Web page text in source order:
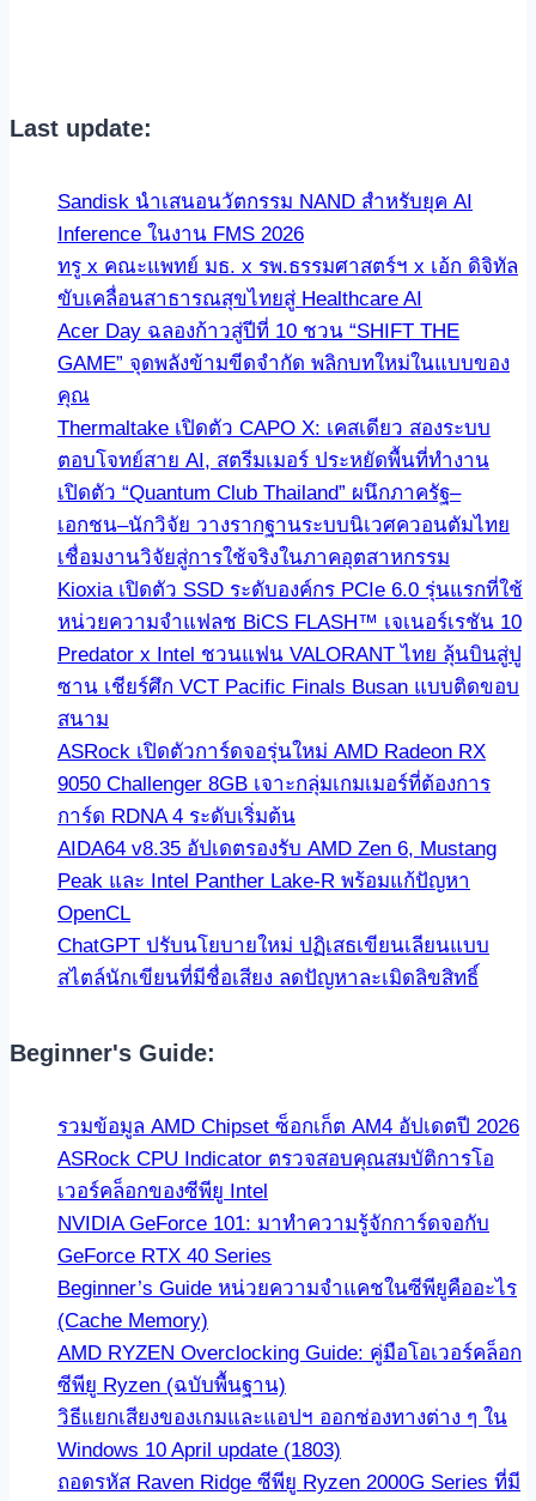
Last update:
Sandisk นำเสนอนวัตกรรม NAND สำหรับยุค AI
Inference ในงาน FMS 2026
ทรู x คณะแพทย์ มธ. x รพ.ธรรมศาสตร์ฯ x เอ้ก ดิจิทัล
ขับเคลื่อนสาธารณสุขไทยสู่ Healthcare AI
Acer Day ฉลองก้าวสู่ปีที่ 10 ชวน “SHIFT THE
GAME” จุดพลังข้ามขีดจำกัด พลิกบทใหม่ในแบบของ
คุณ
Thermaltake เปิดตัว CAPO X: เคสเดียว สองระบบ
ตอบโจทย์สาย AI, สตรีมเมอร์ ประหยัดพื้นที่ทำงาน
เปิดตัว “Quantum Club Thailand” ผนึกภาครัฐ–
เอกชน–นักวิจัย วางรากฐานระบบนิเวศควอนตัมไทย
เชื่อมงานวิจัยสู่การใช้จริงในภาคอุตสาหกรรม
Kioxia เปิดตัว SSD ระดับองค์กร PCIe 6.0 รุ่นแรกที่ใช้
หน่วยความจำแฟลช BiCS FLASH™ เจเนอร์เรชัน 10
Predator x Intel ชวนแฟน VALORANT ไทย ลุ้นบินสู่ปู
ซาน เชียร์ศึก VCT Pacific Finals Busan แบบติดขอบ
สนาม
ASRock เปิดตัวการ์ดจอรุ่นใหม่ AMD Radeon RX
9050 Challenger 8GB เจาะกลุ่มเกมเมอร์ที่ต้องการ
การ์ด RDNA 4 ระดับเริ่มต้น
AIDA64 v8.35 อัปเดตรองรับ AMD Zen 6, Mustang
Peak และ Intel Panther Lake-R พร้อมแก้ปัญหา
OpenCL
ChatGPT ปรับนโยบายใหม่ ปฏิเสธเขียนเลียนแบบ
สไตล์นักเขียนที่มีชื่อเสียง ลดปัญหาละเมิดลิขสิทธิ์
Beginner's Guide:
รวมข้อมูล AMD Chipset ซ็อกเก็ต AM4 อัปเดตปี 2026
ASRock CPU Indicator ตรวจสอบคุณสมบัติการโอ
เวอร์คล็อกของซีพียู Intel
NVIDIA GeForce 101: มาทำความรู้จักการ์ดจอกับ
GeForce RTX 40 Series
Beginner’s Guide หน่วยความจำแคชในซีพียูคืออะไร
(Cache Memory)
AMD RYZEN Overclocking Guide: คู่มือโอเวอร์คล็อก
ซีพียู Ryzen (ฉบับพื้นฐาน)
วิธีแยกเสียงของเกมและแอปฯ ออกช่องทางต่าง ๆ ใน
Windows 10 April update (1803)
ถอดรหัส Raven Ridge ซีพียู Ryzen 2000G Series ที่มี